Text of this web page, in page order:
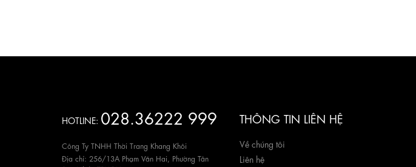
HOTLINE: 028.36222 999
Công Ty TNHH Thời Trang Khang Khôi
Địa chỉ: 256/13A Phạm Văn Hai, Phường Tân
THÔNG TIN LIÊN HỆ
Về chúng tôi
Liên hệ